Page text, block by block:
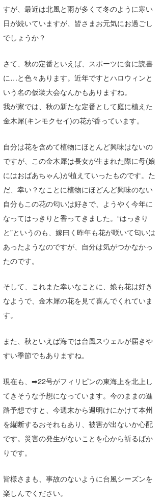
すが、最近は北風と雨が多くて冬のように寒い
日が続いていますが、皆さまお元気にお過ごし
でしょうか？
さて、秋の定番といえば、スポーツに食に読書
に…と色々あります。近年ですとハロウィンと
いう名の仮装大会なんかもありますね。
我が家では、秋の新たな定番として庭に植えた
金木犀(キンモクセイ)の花が香っています。
自分は花を含めて植物にほとんど興味はないの
ですが、この金木犀は長女が生まれた際に母(娘
にはおばあちゃん)が植えていったものです。た
だ、幸い？なことに植物にほどんど興味のない
自分もこの花の匂いは好きで、ようやく今年に
なってはっきりと香ってきました。“はっきり
と”というのも、嫁曰く昨年も花が咲いて匂いは
あったようなのですが、自分は気がつかなかっ
たのです。
そして、これまた幸いなことに、娘も花は好き
なようで、金木犀の花を見て喜んでくれていま
す。
また、秋といえば海では台風スウェルが届きや
すい季節でもありますね。
現在も、➡22号がフィリピンの東海上を北上し
てきそうな予想になっています。今のままの進
路予想ですと、今週末から週明けにかけて本州
を縦断するおそれもあり、被害が出ないか心配
です。災害の発生がないことを心から祈るばか
りです。
皆様さまも、事故のないように台風シーズンを
楽しんでください。
ライター/寄稿メディア
Core Surf Japan
Naoya Kimoto
Yasunari Inoue
Yoshiyuki Obata
arukasvision
DELTA FORCE SURF
CBA Films
熊谷素子
メディア
Colors MAGAZINE
WAVAL
福島寿実子
中浦“JET”章
嵯峨明日香
進士剛光
田原啓江
植村未来
NOBUFUKU
波伝説スタッフ
☆加藤
+☆maki☆+
Aichan
chan-U
ECE
G◎Da
MIN
mitz
OYZ
S.K
Soulman
VAGY